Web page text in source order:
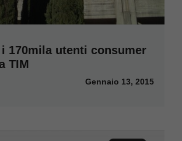
170mila utenti consumer
TIM
Gennaio 13, 2015